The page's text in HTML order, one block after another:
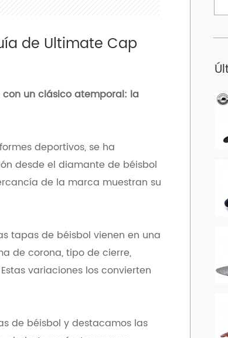
de Ultimate Cap
con un clásico atemporal: la
deportivos, se ha
desde el diamante de béisbol
de la marca muestran su
tapas de béisbol vienen en una
de corona, tipo de cierre,
variaciones los convierten
de béisbol y destacamos las